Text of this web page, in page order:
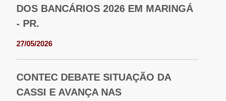
DOS BANCÁRIOS 2026 EM MARINGÁ
- PR.
27/05/2026
CONTEC DEBATE SITUAÇÃO DA
CASSI E AVANÇA NAS